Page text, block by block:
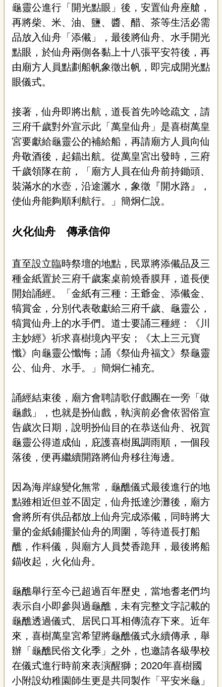
龜靈公進行「開光點眼」後，安置仙舟座艙，
再將柴、米、油、鹽、醬、醋、茶等生活必需
品放入仙舟「添儎」，最後將仙舟、水手開光
點眼，於仙舟兩側各黏上十八張平安符後，再
由廟方人員點劃船帆象徵出帆，即完成開光點
眼儀式。
接著，仙舟即將出航，道長首先吟唸疏文，請
三府千歲對外宣示此「萬皇仙舟」是喜樹萬皇
宮要獻給龜靈公的補給船，再請廟方人員向仙
舟敬酒後，起錨出航。從萬皇宮出發時，三府
千歲領隊在前，「廟方人員在仙舟前持鋤頭、
裝滿水的水壺，沿途灑水，象徵『開水路』，
使仙舟能夠順利航行。」簡炯仁說。
火化仙舟 傳承信仰
直至設立臨時祭壇的地點，民眾將添儎品及三
種金紙置於三府千歲案桌前燒香膜拜，道長便
開始誦經。「金紙有三種：王爺金、添儎金、
犒賞金，分別代表敬獻給三府千歲、龜靈公，
犒賞仙舟上的水手們。道士要誦三種經：《川
主妙經》祈求喜樹境內平安；《太上三元寶
懺》向龜靈公懺悔；誦《祭仙舟福文》祭龜靈
公、仙舟、水手。」簡炯仁補充。
誦經結束後，廟方會聘請歌仔戲團在一旁「做
龜戲」，也就是扮仙戲，執演前必會依習俗宣
告歲次日期，說明扮仙目的在恭送仙舟、祝賀
龜靈公得道成仙，庇護喜樹風調雨順，一個段
落後，便再繼續開路將仙舟移往海邊。
因為海岸線變化無常，龜醮儀式最後進行的地
點雖相近但並不固定，仙舟抵達沙灘後，廟方
會將所有供品都放上仙舟完成添儎，同時將大
量的金紙鋪擺於仙舟的周圍，等待道長打船
醮，作科儀，與廟方人員焚香跪拜，最後將船
錨收起，火化仙舟。
龜醮舉行至今已超過百年歷史，當地耆老們均
表示自小即參與過龜醮，未有完整文字記載的
龜醮透過儀式、居民口耳相傳流存下來。近年
來，喜樹萬皇宮希望將龜醮儀式永續傳承，舉
辦「龜醮民俗文化季」之外，也邀請各級學校
在儀式進行時前來表演醒獅； 2020年喜樹國
小附設幼稚園師生更是共同製作「平安米龜」